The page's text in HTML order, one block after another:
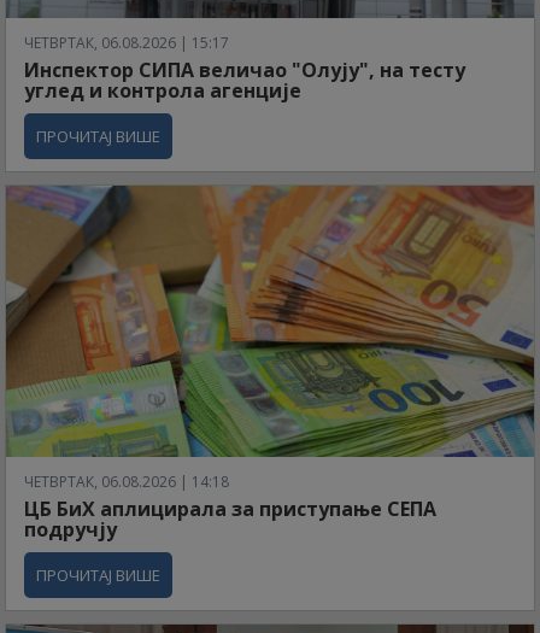
ЧЕТВРТАК, 06.08.2026 | 15:17
Инспектор СИПА величао "Олују", на тесту
углед и контрола агенције
ПРОЧИТАЈ ВИШЕ
ЧЕТВРТАК, 06.08.2026 | 14:18
ЦБ БиХ аплицирала за приступање СЕПА
подручју
ПРОЧИТАЈ ВИШЕ